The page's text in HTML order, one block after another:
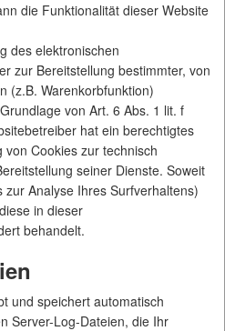
die Funktionalität dieser Website
des elektronischen
zur Bereitstellung bestimmter, von
(z.B. Warenkorbfunktion)
von Art. 6 Abs. 1 lit. f
hat ein berechtigtes
Cookies zur technisch
seiner Dienste. Soweit
Analyse Ihres Surfverhaltens)
in dieser
behandelt.
und speichert automatisch
Server-Log-Dateien, die Ihr